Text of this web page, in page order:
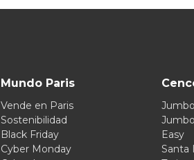
Mundo Paris
Vende en Paris
Sostenibilidad
Black Friday
Cyber Monday
Jumbo
Easy
Santa